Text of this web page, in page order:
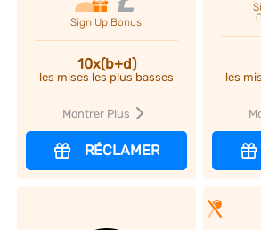
Sign Up Bonus
10x(b+d)
les mises les plus basses
Montrer Plus
RÉCLAMER
les